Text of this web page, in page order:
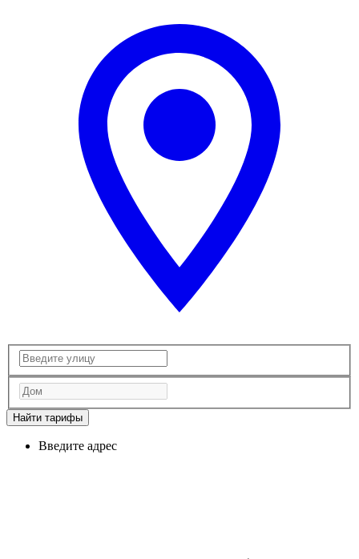
Найти тарифы
Введите адрес